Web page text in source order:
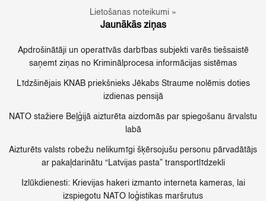
Lietošanas noteikumi »
Jaunākās ziņas
Apdrošinātāji un operatīvās darbības subjekti varēs tiešsaistē
saņemt ziņas no Kriminālprocesa informācijas sistēmas
Līdzšinējais KNAB priekšnieks Jēkabs Straume nolēmis doties
izdienas pensijā
NATO stažiere Beļģijā aizturēta aizdomās par spiegošanu ārvalstu
labā
Aizturēts valsts robežu nelikumīgi šķērsojušu personu pārvadātājs
ar pakaļdarinātu “Latvijas pasta” transportlīdzekli
Izlūkdienesti: Krievijas hakeri izmanto interneta kameras, lai
izspiegotu NATO loģistikas maršrutus